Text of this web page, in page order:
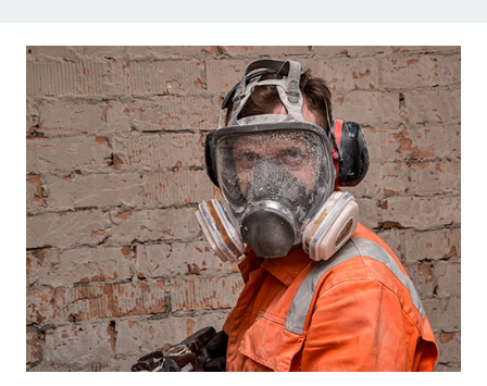
Rischio chimico nel settore dell’edilizia,